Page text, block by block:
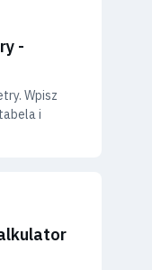
-
Wpisz
i